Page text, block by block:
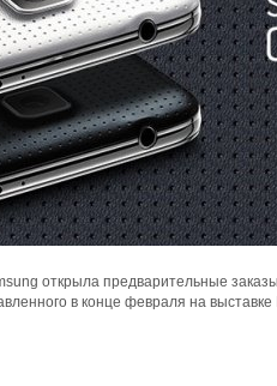
открыла предварительные
в конце февраля на выставке